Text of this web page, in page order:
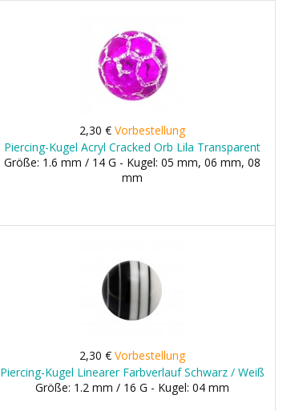
2,30 € Vorbestellung
Piercing-Kugel Acryl Cracked Orb Lila Transparent
Größe: 1.6 mm / 14 G - Kugel: 05 mm, 06 mm, 08
mm
2,30 € Vorbestellung
Piercing-Kugel Linearer Farbverlauf Schwarz / Weiß
Größe: 1.2 mm / 16 G - Kugel: 04 mm